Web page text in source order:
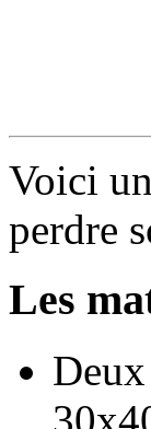
Voici
perdre
Les